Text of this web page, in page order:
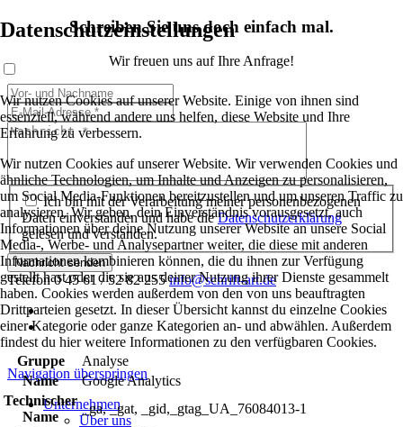
Schreiben Sie uns doch einfach mal.
Wir freuen uns auf Ihre Anfrage!
Ich bin mit der Verarbeitung meiner personenbezogenen
Daten einverstanden und habe dieDatenschutzerklärung
gelesen und verstanden.
Nachricht senden
Telefon 0 45 61 / 52 82 255 info@schrift-art.de
Navigation überspringen
Unternehmen
Über uns
Datenschutzeinstellungen
Wir nutzen Cookies auf unserer Website. Einige von ihnen sind
essenziell, während andere uns helfen, diese Website und Ihre
Erfahrung zu verbessern.
Wir nutzen Cookies auf unserer Website. Wir verwenden Cookies und
ähnliche Technologien, um Inhalte und Anzeigen zu personalisieren,
um Social Media-Funktionen bereitzustellen und um unseren Traffic zu
analysieren. Wir geben, dein Einverständnis vorausgesetzt, auch
Informationen über deine Nutzung unserer Website an unsere Social
Media-, Werbe- und Analysepartner weiter, die diese mit anderen
Informationen kombinieren können, die du ihnen zur Verfügung
gestellt hast oder die sie aus deiner Nutzung ihrer Dienste gesammelt
haben. Cookies werden außerdem von den von uns beauftragten
Drittparteien gesetzt. In dieser Übersicht kannst du einzelne Cookies
einer Kategorie oder ganze Kategorien an- und abwählen. Außerdem
findest du hier weitere Informationen zu den verfügbaren Cookies.
Gruppe
Analyse
Name
Google Analytics
Technischer
Name
_ga, _gat, _gid,_gtag_UA_76084013-1